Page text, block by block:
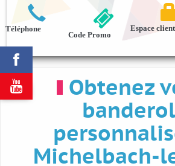



Téléphone Espace client
Code Promo
Obtenez
Michelbach-